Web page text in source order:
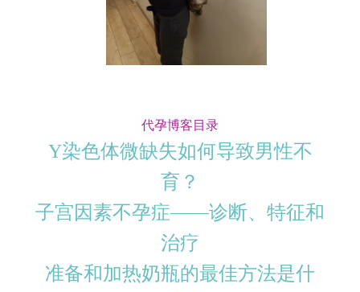
代孕博客目录
Y染色体微缺失如何导致男性不
育？
子宫因素不孕症——诊断、特征和
治疗
准备和加热奶瓶的最佳方法是什